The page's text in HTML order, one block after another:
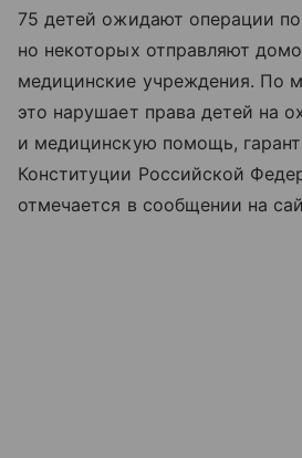
75 детей ожидают операции
но некоторых отправляют
медицинские учреждения. По
это нарушает права детей на
и медицинскую помощь,
Конституции Российской
отмечается в сообщении на